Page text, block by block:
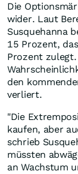
Die
wider. Laut
Susquehanna
15 Prozent,
Prozent
den
verliert.
"Die
kaufen, aber
schrieb
müssten
an Wachstum